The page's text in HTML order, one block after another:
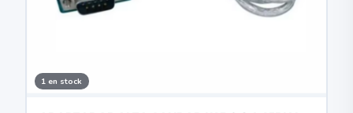
1 en stock